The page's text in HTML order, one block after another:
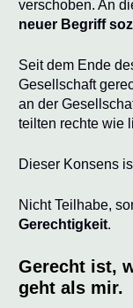
verschoben. An
neuer Begriff
Seit dem Ende
Gesellschaft
an der
teilten rechte wie
Dieser Konsens
Nicht Teilhabe,
Gerechtigkeit.
Gerecht ist,
geht als mir.